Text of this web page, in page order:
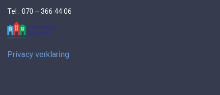
Tel : 070 – 366 44 06
Privacy verklaring